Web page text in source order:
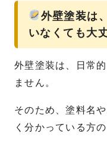
外壁塗装は
いなくても大
外壁塗装は、日常
ません。
そのため、塗料名
く分かっている方